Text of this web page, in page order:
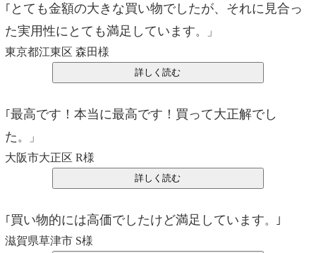
｢ とても金額の大きな買い物でしたが、それに見合っ
た実用性にとても満足しています。」
東京都江東区 森田様
｢ 最高です！本当に最高です！買って大正解でし
た 。」
大阪市大正区 R様
｢ 買い物的には高価でしたけど満足しています。｣
滋賀県草津市 S様